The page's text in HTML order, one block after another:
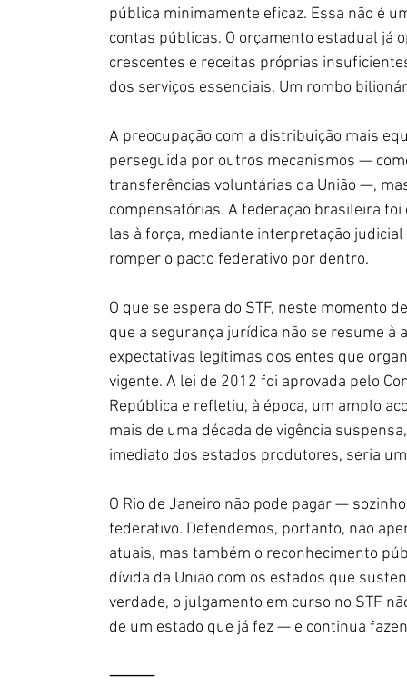
pública minimamente eficaz. Essa não é
contas públicas. O orçamento estadual já
crescentes e receitas próprias
dos serviços essenciais. Um rombo
A preocupação com a distribuição mais
perseguida por outros mecanismos —
transferências voluntárias da União —,
compensatórias. A federação brasileira
las à força, mediante interpretação
romper o pacto federativo por dentro.
O que se espera do STF, neste momento
que a segurança jurídica não se resume
expectativas legítimas dos entes que
vigente. A lei de 2012 foi aprovada pelo
República e refletiu, à época, um amplo
mais de uma década de vigência
imediato dos estados produtores, seria
O Rio de Janeiro não pode pagar —
federativo. Defendemos, portanto, não
atuais, mas também o reconhecimento
dívida da União com os estados que
verdade, o julgamento em curso no STF
de um estado que já fez — e continua
⸻